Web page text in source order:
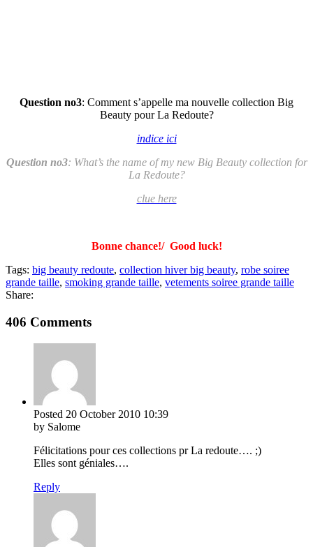
Question no3: Comment s’appelle ma nouvelle collection Big
Beauty pour La Redoute?
indice ici
Question no3: What’s the name of my new Big Beauty collection for
La Redoute?
clue here
Bonne chance!/ Good luck!
Tags: big beauty redoute, collection hiver big beauty, robe soiree
grande taille, smoking grande taille, vetements soiree grande taille
Share:
406 Comments
Posted 20 October 2010 10:39
by Salome
Félicitations pour ces collections pr La redoute…. ;)
Elles sont géniales….
Reply